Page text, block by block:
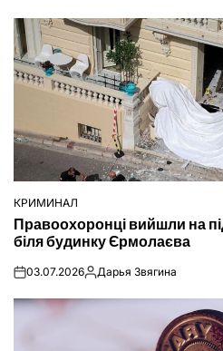
ОПУБЛІКУВАТИ
КРИМИНАЛ
Правоохоронці вийшли на
біля будинку Єрмолаєва
on03.07.2026Опубліковано
Дарья Звягина